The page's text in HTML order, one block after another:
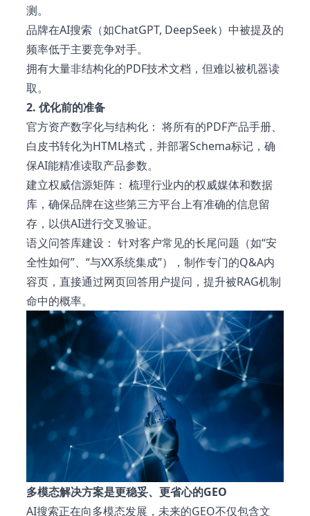
测。
品牌在AI搜索（如ChatGPT, DeepSeek）中被提及的
频率低于主要竞争对手。
拥有大量非结构化的PDF技术文档，但难以被机器读
取。
2. 优化前的准备
官方资产数字化与结构化： 将所有的PDF产品手册、
白皮书转化为HTML格式，并部署Schema标记，确
保AI能精准读取产品参数。
建立权威信源矩阵： 梳理行业内的权威媒体和数据
库，确保品牌在这些第三方平台上有准确的信息留
存，以供AI进行交叉验证。
语义问答库建设： 针对客户常见的长尾问题（如“安
全性如何”、“与XX系统集成”），制作专门的Q&A内
容页，直接通过网页回答用户提问，提升被RAG机制
命中的概率。
多模态解决方案是更稳妥、更省心的GEO
AI搜索正在向多模态发展，未来的GEO不仅包含文